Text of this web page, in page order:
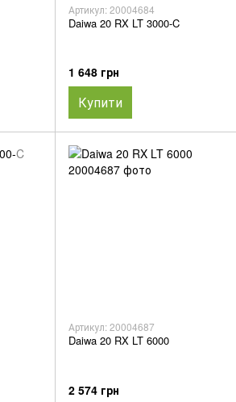
Артикул: 20004684
Daiwa 20 RX LT 3000-C
1 648 грн
Купити
Артикул: 20004687
Daiwa 20 RX LT 6000
2 574 грн